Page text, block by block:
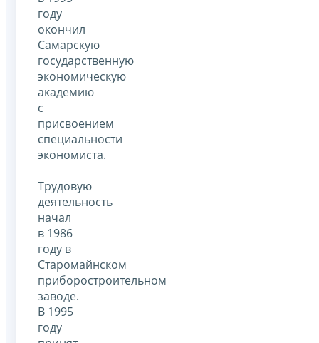
году
окончил
Самарскую
государственную
экономическую
академию
с
присвоением
специальности
экономиста.
Трудовую
деятельность
начал
в 1986
году в
Старомайнском
приборостроительном
заводе.
В 1995
году